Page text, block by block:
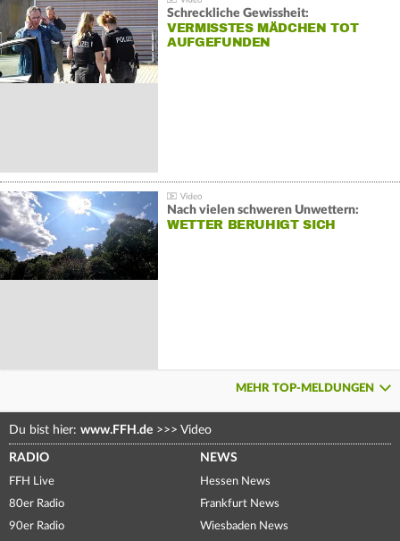
Schreckliche Gewissheit:
VERMISSTES MÄDCHEN TOT
AUFGEFUNDEN
Nach vielen schweren Unwettern:
WETTER BERUHIGT SICH
MEHR TOP-MELDUNGEN
Du bist hier: www.FFH.de >>> Video
RADIO
FFH Live
80er Radio
90er Radio
NEWS
Hessen News
Frankfurt News
Wiesbaden News